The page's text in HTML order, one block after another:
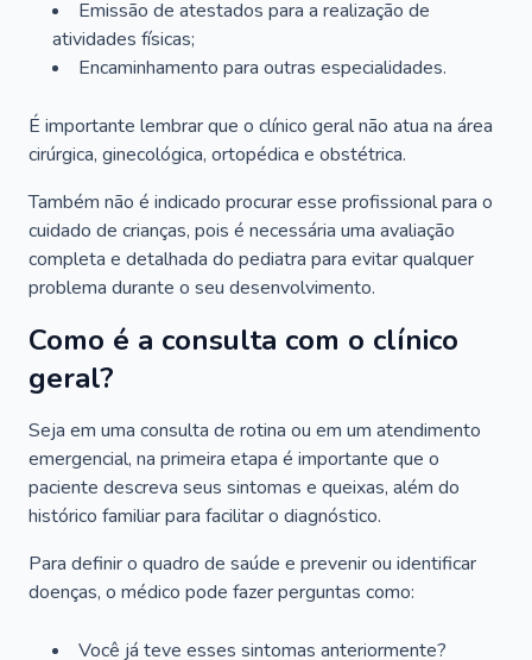
Emissão de atestados para a realização de
atividades físicas;
Encaminhamento para outras especialidades.
É importante lembrar que o clínico geral não atua na área
cirúrgica, ginecológica, ortopédica e obstétrica.
Também não é indicado procurar esse profissional para o
cuidado de crianças, pois é necessária uma avaliação
completa e detalhada do pediatra para evitar qualquer
problema durante o seu desenvolvimento.
Como é a consulta com o clínico
geral?
Seja em uma consulta de rotina ou em um atendimento
emergencial, na primeira etapa é importante que o
paciente descreva seus sintomas e queixas, além do
histórico familiar para facilitar o diagnóstico.
Para definir o quadro de saúde e prevenir ou identificar
doenças, o médico pode fazer perguntas como:
Você já teve esses sintomas anteriormente?